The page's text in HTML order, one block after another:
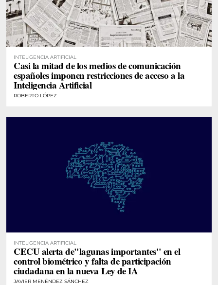
INTELIGENCIA ARTIFICIAL
Casi la mitad de los medios de comunicación
españoles imponen restricciones de acceso a la
Inteligencia Artificial
ROBERTO LÓPEZ
INTELIGENCIA ARTIFICIAL
CECU alerta de"lagunas importantes" en el
control biométrico y falta de participación
ciudadana en la nueva Ley de IA
JAVIER MENÉNDEZ SÁNCHEZ